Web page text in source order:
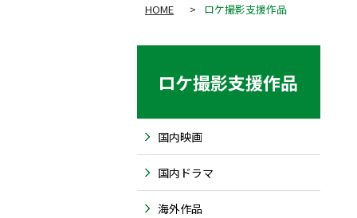
HOME > ロケ撮影支援作品
ロケ撮影支援作品
国内映画
国内ドラマ
海外作品